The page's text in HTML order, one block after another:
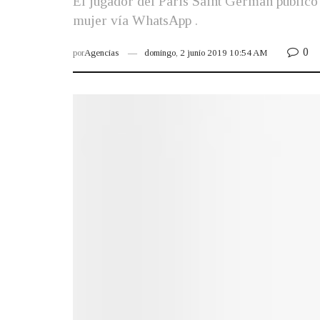
mujer vía WhatsApp .
porAgencias domingo, 2 junio 2019 10:54 AM 0